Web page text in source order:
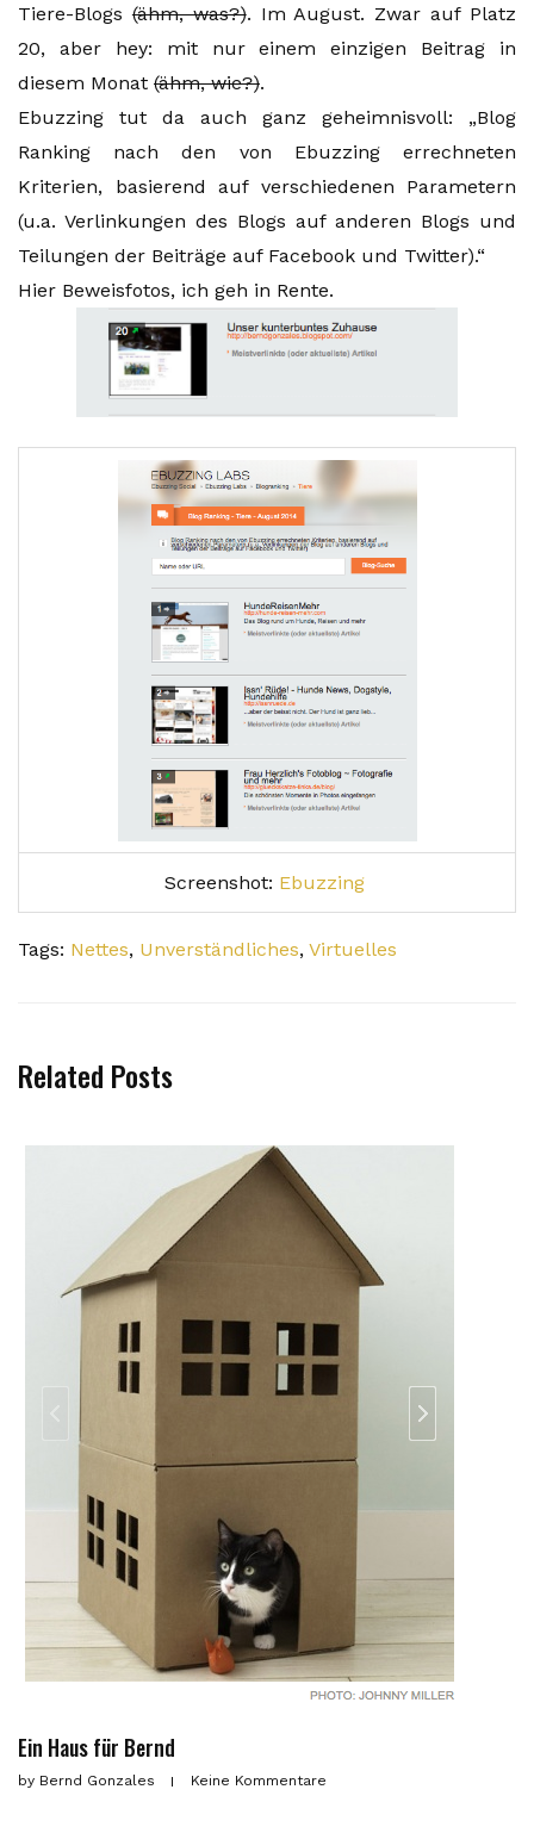
Tiere-Blogs(ähm, was?). Im August. Zwar auf Platz
20, aber hey: mit nur einem einzigen Beitrag in
diesem Monat (ähm, wie?).
Ebuzzing tut da auch ganz geheimnisvoll: „Blog
Ranking nach den von Ebuzzing errechneten
Kriterien, basierend auf verschiedenen Parametern
(u.a. Verlinkungen des Blogs auf anderen Blogs und
Teilungen der Beiträge auf Facebook und Twitter).“
Hier Beweisfotos, ich geh in Rente.
Screenshot: Ebuzzing
Tags: Nettes, Unverständliches, Virtuelles
Related Posts
Ein Haus für Bernd
by Bernd Gonzales Keine Kommentare